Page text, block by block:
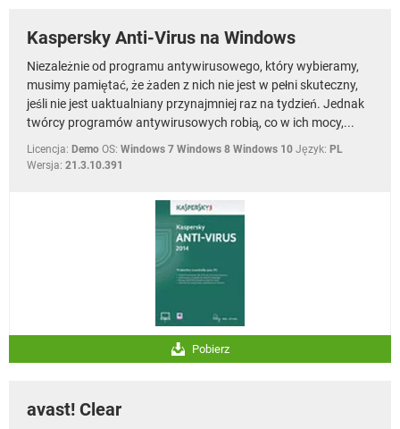
Kaspersky Anti-Virus na Windows
Niezależnie od programu antywirusowego, który wybieramy,
musimy pamiętać, że żaden z nich nie jest w pełni skuteczny,
jeśli nie jest uaktualniany przynajmniej raz na tydzień. Jednak
twórcy programów antywirusowych robią, co w ich mocy,...
Licencja: Demo OS: Windows 7 Windows 8 Windows 10 Język: PL
Wersja: 21.3.10.391
Pobierz
avast! Clear